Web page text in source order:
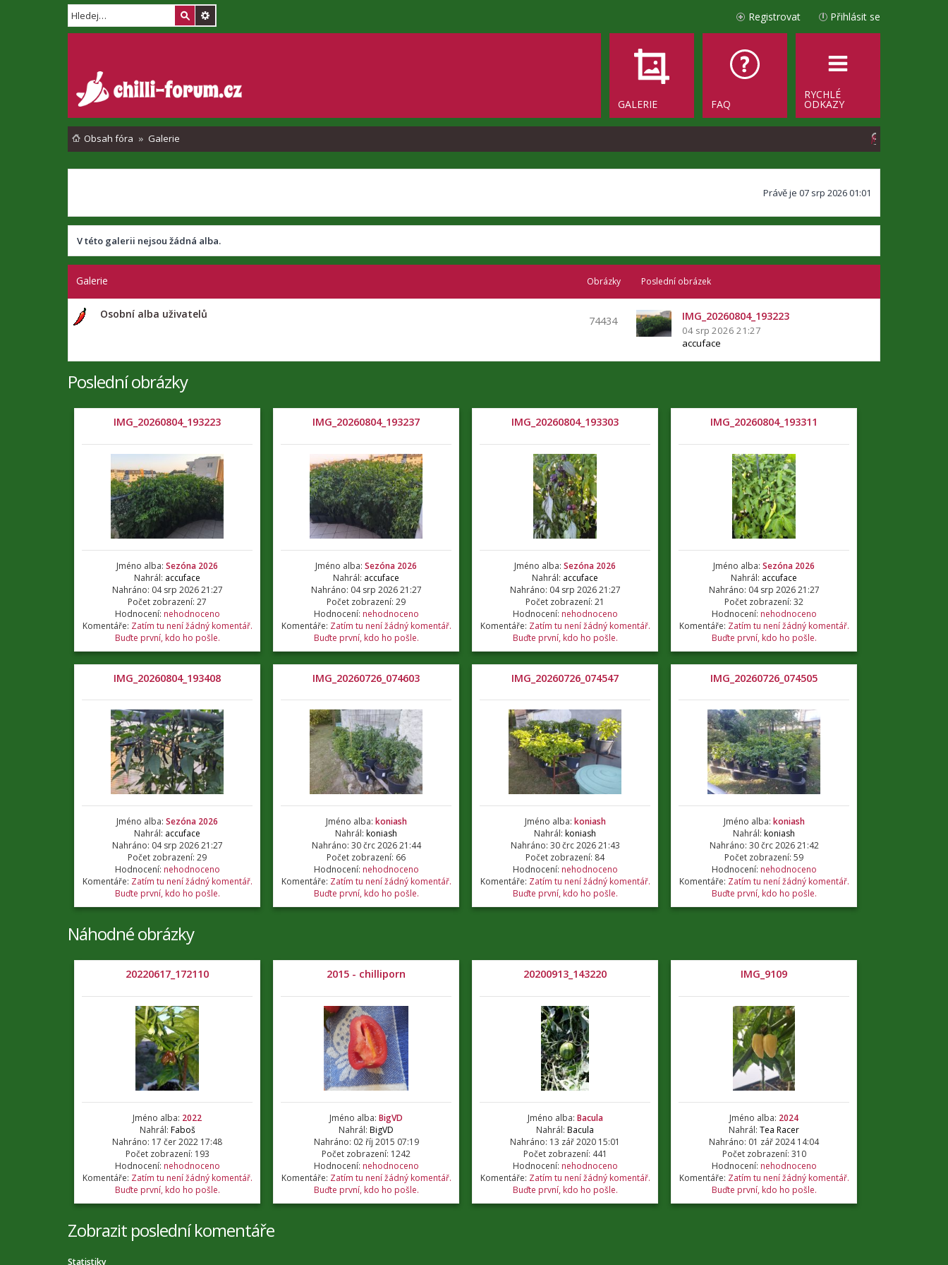
Přihlásit se
Registrovat
RYCHLÉ
ODKAZY
FAQ
GALERIE
Obsah fóra Galerie
H
a
Právě je 07 srp 2026 01:01
V této galerii nejsou žádná alba.
Galerie Obrázky Poslední obrázek
Osobní alba uživatelů
74434 IMG_20260804_193223
04 srp 2026 21:27
accuface
Poslední obrázky
IMG_20260804_193223
Jméno alba: Sezóna 2026
Nahrál: accuface
Nahráno: 04 srp 2026 21:27
Počet zobrazení: 27
Hodnocení: nehodnoceno
Komentáře: Zatím tu není žádný komentář.
Buďte první, kdo ho pošle.
IMG_20260804_193237
Jméno alba: Sezóna 2026
Nahrál: accuface
Nahráno: 04 srp 2026 21:27
Počet zobrazení: 29
Hodnocení: nehodnoceno
Komentáře: Zatím tu není žádný komentář.
Buďte první, kdo ho pošle.
IMG_20260804_193303
Jméno alba: Sezóna 2026
Nahrál: accuface
Nahráno: 04 srp 2026 21:27
Počet zobrazení: 21
Hodnocení: nehodnoceno
Komentáře: Zatím tu není žádný komentář.
Buďte první, kdo ho pošle.
IMG_20260804_193311
Jméno alba: Sezóna 2026
Nahrál: accuface
Nahráno: 04 srp 2026 21:27
Počet zobrazení: 32
Hodnocení: nehodnoceno
Komentáře: Zatím tu není žádný komentář.
Buďte první, kdo ho pošle.
IMG_20260804_193408
Jméno alba: Sezóna 2026
Nahrál: accuface
Nahráno: 04 srp 2026 21:27
Počet zobrazení: 29
Hodnocení: nehodnoceno
Komentáře: Zatím tu není žádný komentář.
Buďte první, kdo ho pošle.
IMG_20260726_074603
Jméno alba: koniash
Nahrál: koniash
Nahráno: 30 črc 2026 21:44
Počet zobrazení: 66
Hodnocení: nehodnoceno
Komentáře: Zatím tu není žádný komentář.
Buďte první, kdo ho pošle.
IMG_20260726_074547
Jméno alba: koniash
Nahrál: koniash
Nahráno: 30 črc 2026 21:43
Počet zobrazení: 84
Hodnocení: nehodnoceno
Komentáře: Zatím tu není žádný komentář.
Buďte první, kdo ho pošle.
IMG_20260726_074505
Jméno alba: koniash
Nahrál: koniash
Nahráno: 30 črc 2026 21:42
Počet zobrazení: 59
Hodnocení: nehodnoceno
Komentáře: Zatím tu není žádný komentář.
Buďte první, kdo ho pošle.
Náhodné obrázky
20220617_172110
Jméno alba: 2022
Nahrál: Faboš
Nahráno: 17 čer 2022 17:48
Počet zobrazení: 193
Hodnocení: nehodnoceno
Komentáře: Zatím tu není žádný komentář.
Buďte první, kdo ho pošle.
2015 - chilliporn
Jméno alba: BigVD
Nahrál: BigVD
Nahráno: 02 říj 2015 07:19
Počet zobrazení: 1242
Hodnocení: nehodnoceno
Komentáře: Zatím tu není žádný komentář.
Buďte první, kdo ho pošle.
20200913_143220
Jméno alba: Bacula
Nahrál: Bacula
Nahráno: 13 zář 2020 15:01
Počet zobrazení: 441
Hodnocení: nehodnoceno
Komentáře: Zatím tu není žádný komentář.
Buďte první, kdo ho pošle.
IMG_9109
Jméno alba: 2024
Nahrál: Tea Racer
Nahráno: 01 zář 2024 14:04
Počet zobrazení: 310
Hodnocení: nehodnoceno
Komentáře: Zatím tu není žádný komentář.
Buďte první, kdo ho pošle.
Zobrazit poslední komentáře
Statistiky